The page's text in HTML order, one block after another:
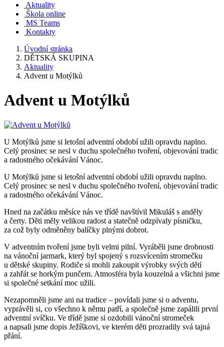
Aktuality
Škola online
MS Teams
Kontakty
Úvodní stránka
DĚTSKÁ SKUPINA
Aktuality
Advent u Motýlků
Advent u Motýlků
U Motýlků jsme si letošní adventní období užili opravdu naplno.
Celý prosinec se nesl v duchu společného tvoření, objevování tradic
a radostného očekávání Vánoc.
U Motýlků jsme si letošní adventní období užili opravdu naplno.
Celý prosinec se nesl v duchu společného tvoření, objevování tradic
a radostného očekávání Vánoc.
Hned na začátku měsíce nás ve třídě navštívil Mikuláš s anděly
a čerty. Děti měly velikou radost a statečně odzpívaly písničku,
za což byly odměněny balíčky plnými dobrot.
V adventním tvoření jsme byli velmi pilní. Vyráběli jsme drobnosti
na vánoční jarmark, který byl spojený s rozsvícením stromečku
u dětské skupiny. Rodiče si mohli zakoupit výrobky svých dětí
a zahřát se horkým punčem. Atmosféra byla kouzelná a všichni jsme
si společné setkání moc užili.
Nezapomněli jsme ani na tradice – povídali jsme si o adventu,
vyprávěli si, co všechno k němu patří, a společně jsme zapálili první
adventní svíčku. Ve třídě jsme si ozdobili vánoční stromeček
a napsali jsme dopis Ježíškovi, ve kterém děti prozradily svá tajná
přání.